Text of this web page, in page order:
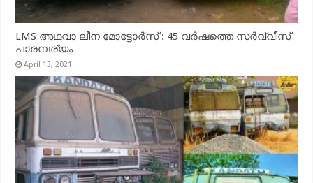
LMS അഥവാ ലീന മോട്ടോർസ് : 45 വർഷത്തെ സർവ്വീസ്
പാരമ്പര്യം
April 13, 2021